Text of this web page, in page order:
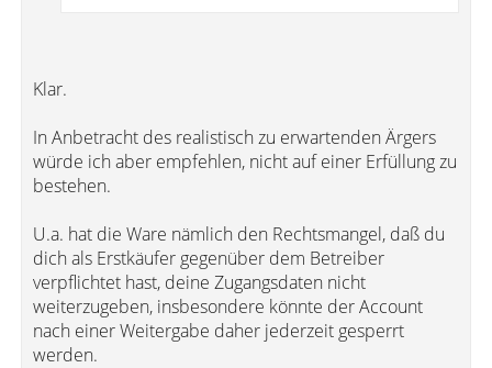
Klar.
In Anbetracht des realistisch zu erwartenden Ärgers
würde ich aber empfehlen, nicht auf einer Erfüllung zu
bestehen.
U.a. hat die Ware nämlich den Rechtsmangel, daß du
dich als Erstkäufer gegenüber dem Betreiber
verpflichtet hast, deine Zugangsdaten nicht
weiterzugeben, insbesondere könnte der Account
nach einer Weitergabe daher jederzeit gesperrt
werden.